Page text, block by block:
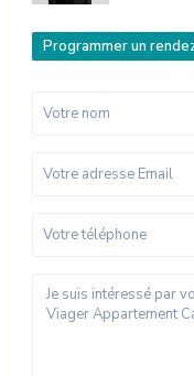
Programmer un